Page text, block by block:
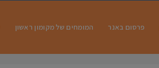
פרסום באנר המומחים של מקומון ראשון